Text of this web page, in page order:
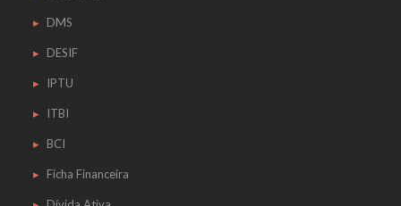
DMS
DESIF
IPTU
ITBI
BCI
Ficha Financeira